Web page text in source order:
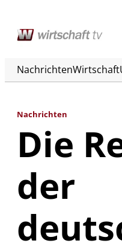
NachrichtenWirtschaft
Nachrichten
Die
der